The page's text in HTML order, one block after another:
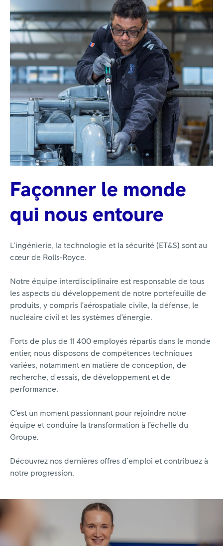
Façonner le monde
qui nous entoure
L’ingénierie, la technologie et la sécurité (ET&S) sont au
cœur de Rolls‑Royce.
Notre équipe interdisciplinaire est responsable de tous
les aspects du développement de notre portefeuille de
produits, y compris l’aérospatiale civile, la défense, le
nucléaire civil et les systèmes d’énergie.
Forts de plus de 11 400 employés répartis dans le monde
entier, nous disposons de compétences techniques
variées, notamment en matière de conception, de
recherche, d'essais, de développement et de
performance.
C’est un moment passionnant pour rejoindre notre
équipe et conduire la transformation à l’échelle du
Groupe.
Découvrez nos dernières offres d'emploi et contribuez à
notre progression.